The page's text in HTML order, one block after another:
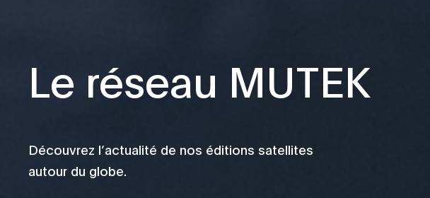
Le réseau MUTEK
Découvrez l’actualité de nos éditions satellites
autour du globe.